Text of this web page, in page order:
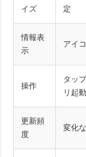
イズ
定
情報表
示
アイ
操作
タッ
リ起動
更新頻
度
変化